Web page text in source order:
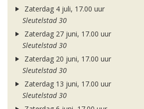
Zaterdag 4 juli, 17.00 uur
Sleutelstad 30
Zaterdag 27 juni, 17.00 uur
Sleutelstad 30
Zaterdag 20 juni, 17.00 uur
Sleutelstad 30
Zaterdag 13 juni, 17.00 uur
Sleutelstad 30